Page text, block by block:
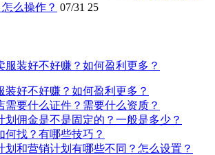
么操作？ 07/31 25
装好不好赚？如何盈利更多？
需要什么证件？需要什么资质？
划佣金是不是固定的？一般是多少？
何找？有哪些技巧？
划和营销计划有哪些不同？怎么设置？